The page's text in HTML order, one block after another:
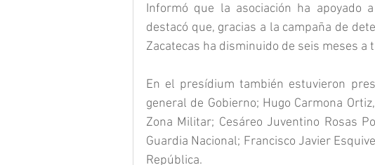
Informó que la asociación ha
destacó que, gracias a la campaña de
Zacatecas ha disminuido de seis meses a
En el presídium también estuvieron
general de Gobierno; Hugo Carmona
Zona Militar; Cesáreo Juventino Rosas
Guardia Nacional; Francisco Javier
República.